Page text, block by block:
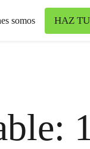
somos HAZ